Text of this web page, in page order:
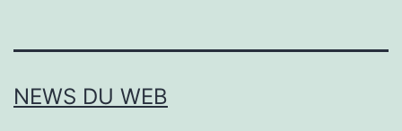
NEWS DU WEB